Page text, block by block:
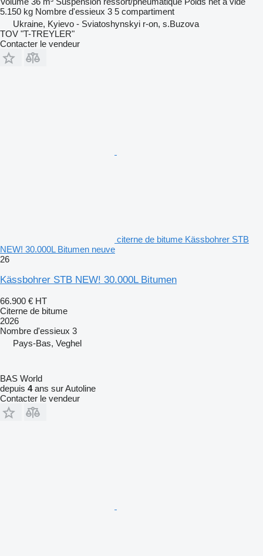
5.150 kg Nombre d'essieux 3 5 compartiment
Ukraine, Kyievo - Sviatoshynskyi r-on, s.Buzova
TOV "T-TREYLER"
Contacter le vendeur
citerne de bitume Kässbohrer STB
NEW! 30.000L Bitumen neuve
26
Kässbohrer STB NEW! 30.000L Bitumen
66.900 € HT
Citerne de bitume
2026
Nombre d'essieux 3
Pays-Bas, Veghel
BAS World
depuis 4ans sur Autoline
Contacter le vendeur